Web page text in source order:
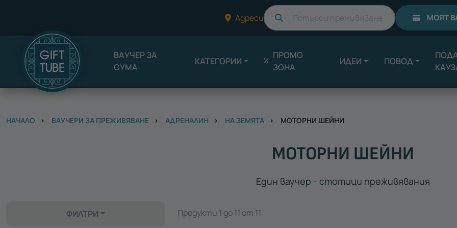
Адреси Търси МОЯТ
ВАУЧЕР ЗА
СУМА
КАТЕГОРИИ
ПРОМО
ЗОНА
ИДЕИ ПОВОД
НАЧАЛО ВАУЧЕРИ ЗА ПРЕЖИВЯВАНЕ АДРЕНАЛИН НА ЗЕМЯТА МОТОРНИ ШЕЙНИ
МОТОРНИ ШЕЙНИ
Един ваучер - стотици преживявания
ФИЛТРИ Продукти 1 до 11 от 11